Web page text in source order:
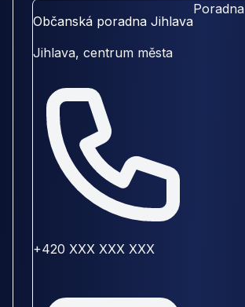
Občanská poradna Jihlava
Jihlava, centrum města
+420 XXX XXX XXX
Poradna